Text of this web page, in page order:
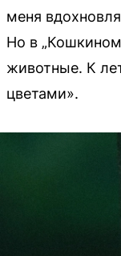
меня
Но в
животные. К
цветами».